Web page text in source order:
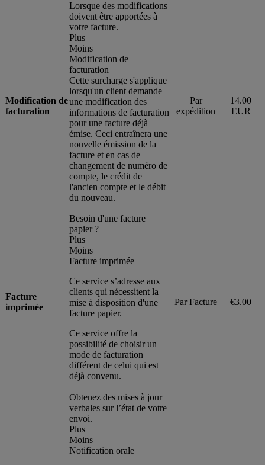
Modification de
facturation
Lorsque des modifications
doivent être apportées à
votre facture.
Plus
Moins
Modification de
facturation
Cette surcharge s'applique
lorsqu'un client demande
une modification des
informations de facturation
pour une facture déjà
émise. Ceci entraînera une
nouvelle émission de la
facture et en cas de
changement de numéro de
compte, le crédit de
l'ancien compte et le débit
du nouveau.
Par
expédition
14.00
EUR
Facture
imprimée
Besoin d'une facture
papier ?
Plus
Moins
Facture imprimée
Ce service s’adresse aux
clients qui nécessitent la
mise à disposition d'une
facture papier.
Ce service offre la
possibilité de choisir un
mode de facturation
différent de celui qui est
déjà convenu.
Par Facture €3.00
Obtenez des mises à jour
verbales sur l’état de votre
envoi.
Plus
Moins
Notification orale